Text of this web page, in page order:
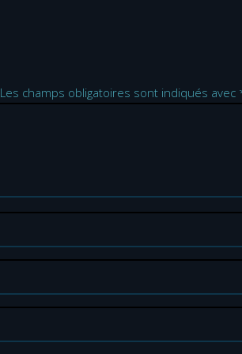
Les champs obligatoires sont indiqués avec